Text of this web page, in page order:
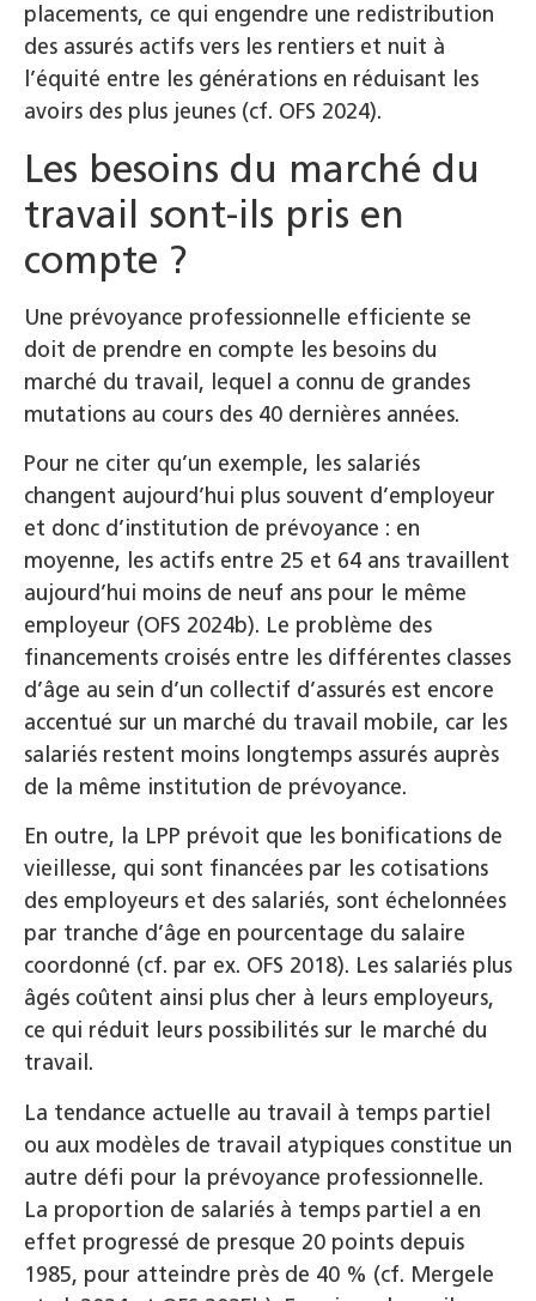
placements, ce qui engendre une redistribution
des assurés actifs vers les rentiers et nuit à
l’équité entre les générations en réduisant les
avoirs des plus jeunes (cf. OFS 2024).
Les besoins du marché du
travail sont-ils pris en
compte ?
Une prévoyance professionnelle efficiente se
doit de prendre en compte les besoins du
marché du travail, lequel a connu de grandes
mutations au cours des 40 dernières années.
Pour ne citer qu’un exemple, les salariés
changent aujourd’hui plus souvent d’employeur
et donc d’institution de prévoyance : en
moyenne, les actifs entre 25 et 64 ans travaillent
aujourd’hui moins de neuf ans pour le même
employeur (OFS 2024b). Le problème des
financements croisés entre les différentes classes
d’âge au sein d’un collectif d’assurés est encore
accentué sur un marché du travail mobile, car les
salariés restent moins longtemps assurés auprès
de la même institution de prévoyance.
En outre, la LPP prévoit que les bonifications de
vieillesse, qui sont financées par les cotisations
des employeurs et des salariés, sont échelonnées
par tranche d’âge en pourcentage du salaire
coordonné (cf. par ex. OFS 2018). Les salariés plus
âgés coûtent ainsi plus cher à leurs employeurs,
ce qui réduit leurs possibilités sur le marché du
travail.
La tendance actuelle au travail à temps partiel
ou aux modèles de travail atypiques constitue un
autre défi pour la prévoyance professionnelle.
La proportion de salariés à temps partiel a en
effet progressé de presque 20 points depuis
1985, pour atteindre près de 40 % (cf. Mergele